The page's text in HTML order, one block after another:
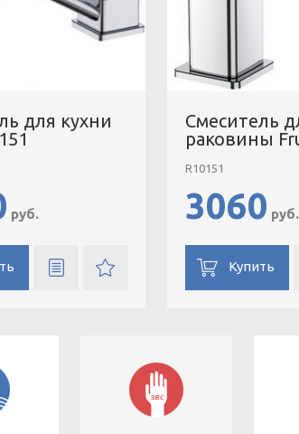
для кухни
руб.
Смеситель
раковины
R10151
3060 руб.
Купить